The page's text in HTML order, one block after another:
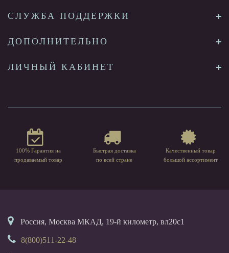
СЛУЖБА ПОДДЕРЖКИ
ДОПОЛНИТЕЛЬНО
ЛИЧНЫЙ КАБИНЕТ
100% Гарантия на
продаваемый товар
Быстрая доставка
по всей стране
Качественный товар
большой ассортимент
Россия, Москва МКАД, 19-й километр, вл20с1
8(800)511-22-48